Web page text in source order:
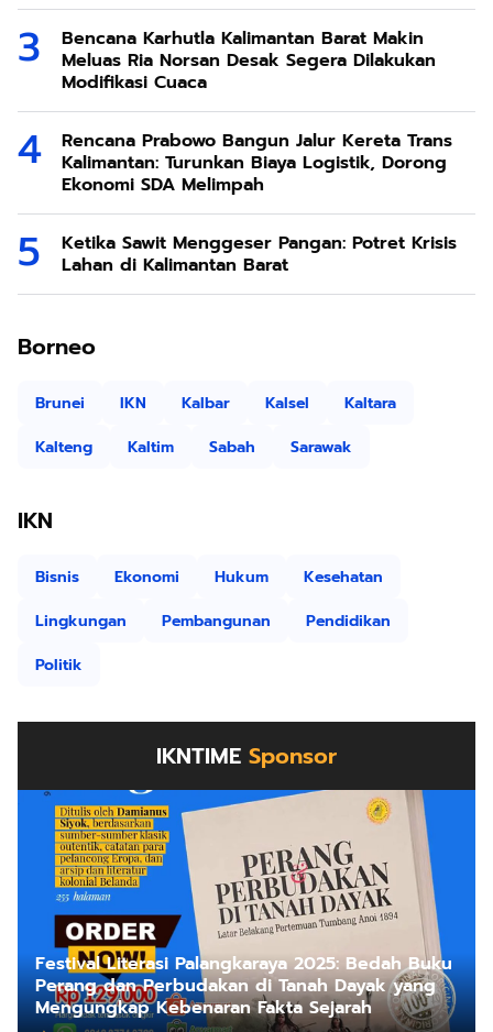
Bencana Karhutla Kalimantan Barat Makin
Meluas Ria Norsan Desak Segera Dilakukan
Modifikasi Cuaca
Rencana Prabowo Bangun Jalur Kereta Trans
Kalimantan: Turunkan Biaya Logistik, Dorong
Ekonomi SDA Melimpah
Ketika Sawit Menggeser Pangan: Potret Krisis
Lahan di Kalimantan Barat
Borneo
Brunei IKN Kalbar Kalsel
Kaltara
Kalteng
Kaltim Sabah Sarawak
IKN
Bisnis Ekonomi Hukum
Kesehatan
Lingkungan
Pembangunan
Pendidikan
Politik
IKNTIME Sponsor
Festival Literasi Palangkaraya 2025: Bedah Buku
Perang dan Perbudakan di Tanah Dayak yang
Mengungkap Kebenaran Fakta Sejarah